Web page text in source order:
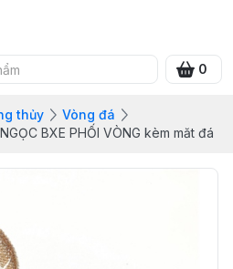
0
thủy
Vòng đá
BXE PHỐI VÒNG kèm măt đá